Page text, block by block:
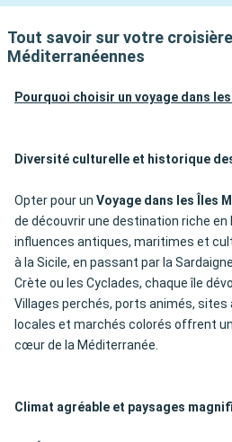
Tout savoir sur votre
Méditerranéennes
Pourquoi choisir un voyage dans
Diversité culturelle et historique
Opter pour un Voyage dans les Îles
de découvrir une destination riche
influences antiques, maritimes et
à la Sicile, en passant par la
Crète ou les Cyclades, chaque île
Villages perchés, ports animés,
locales et marchés colorés offrent
cœur de la Méditerranée.
Climat agréable et paysages